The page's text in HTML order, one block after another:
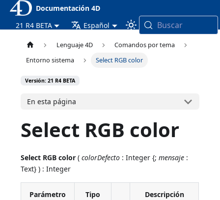
Documentación 4D
21 R4 BETA
Español Buscar
Lenguaje 4D
Comandos por tema
Entorno sistema
Select RGB color
Versión: 21 R4 BETA
En esta página
Select RGB color
Select RGB color (colorDefecto : Integer {;mensaje :
Text} ) : Integer
Parámetro Tipo Descripción